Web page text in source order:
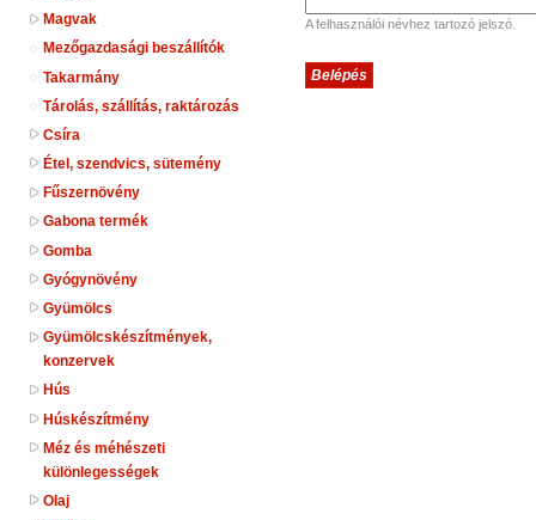
Magvak
Mezőgazdasági beszállítók
Takarmány
Tárolás, szállítás, raktározás
Csíra
Étel, szendvics, sütemény
Fűszernövény
Gabona termék
Gomba
Gyógynövény
Gyümölcs
Gyümölcskészítmények,
konzervek
Hús
Húskészítmény
Méz és méhészeti
különlegességek
Olaj
A felhasználói névhez tartozó jelszó.